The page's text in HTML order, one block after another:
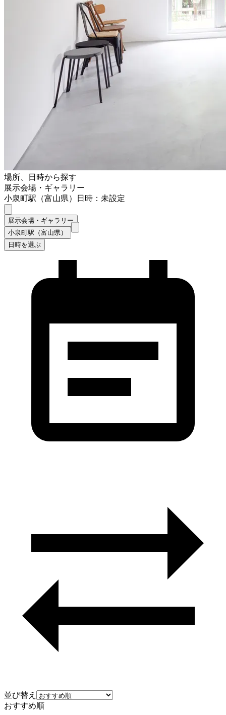
場所、日時から探す
展示会場・ギャラリー
小泉町駅（富山県）
日時：未設定
展示会場・ギャラリー
小泉町駅（富山県）
日時を選ぶ
並び替え
おすすめ順